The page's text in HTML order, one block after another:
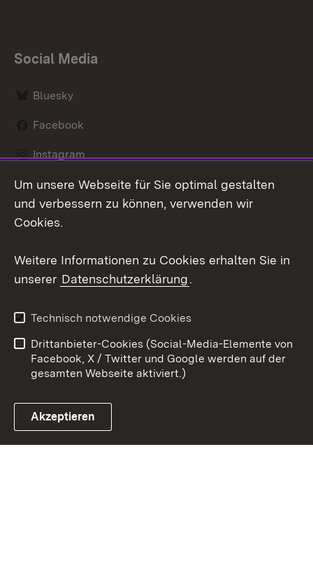
Social Media
Bluesky
Facebook
Instagram
LinkedIn
Link zum Landesportal
Datenschutz
Barrierefreiheit
Impressum
Cookies
Um unsere Webseite für Sie optimal gestalten
und verbessern zu können, verwenden wir
Cookies.
Weitere Informationen zu Cookies erhalten Sie in
unserer Datenschutzerklärung.
Technisch notwendige Cookies
Drittanbieter-Cookies (Social-Media-Elemente von
Facebook, X / Twitter und Google werden auf der
gesamten Webseite aktiviert.)
Akzeptieren